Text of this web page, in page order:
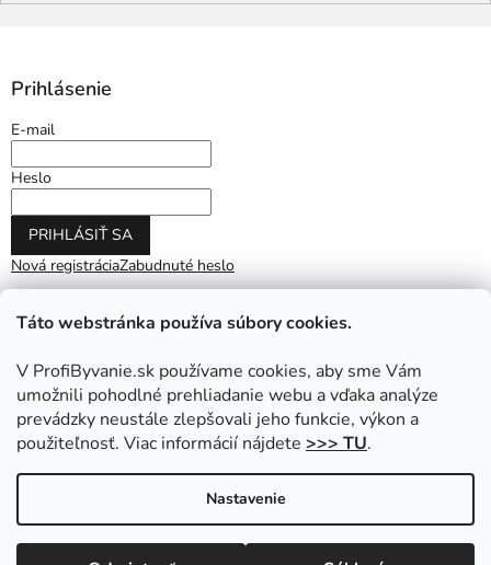
Táto webstránka používa súbory cookies.
V ProfiByvanie.sk používame cookies, aby sme Vám
umožnili pohodlné prehliadanie webu a vďaka analýze
prevádzky neustále zlepšovali jeho funkcie, výkon a
použiteľnosť. Viac informácií nájdete >>> TU.
Nastavenie
Prihlásenie
E-mail
Heslo
PRIHLÁSIŤ SA
Nová registráciaZabudnuté heslo
Copyright 2026ProfiByvanie.sk. Všetky práva vyhradené.